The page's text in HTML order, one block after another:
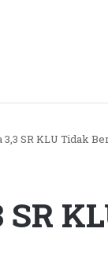
3,3 SR KLU Tidak
SR